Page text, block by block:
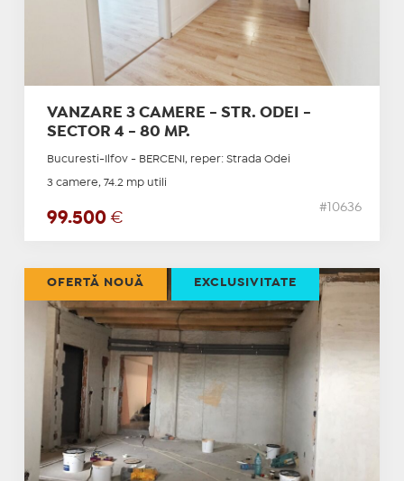
VANZARE 3 CAMERE - STR. ODEI -
SECTOR 4 - 80 MP.
Bucuresti-Ilfov - BERCENI, reper: Strada Odei
3 camere, 74.2 mp utili
99.500 €
#10636
OFERTĂ NOUĂ EXCLUSIVITATE